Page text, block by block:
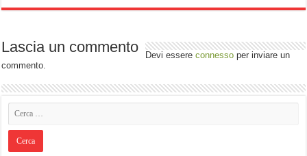
Lascia un commento Devi essereconnesso per inviare un
commento.